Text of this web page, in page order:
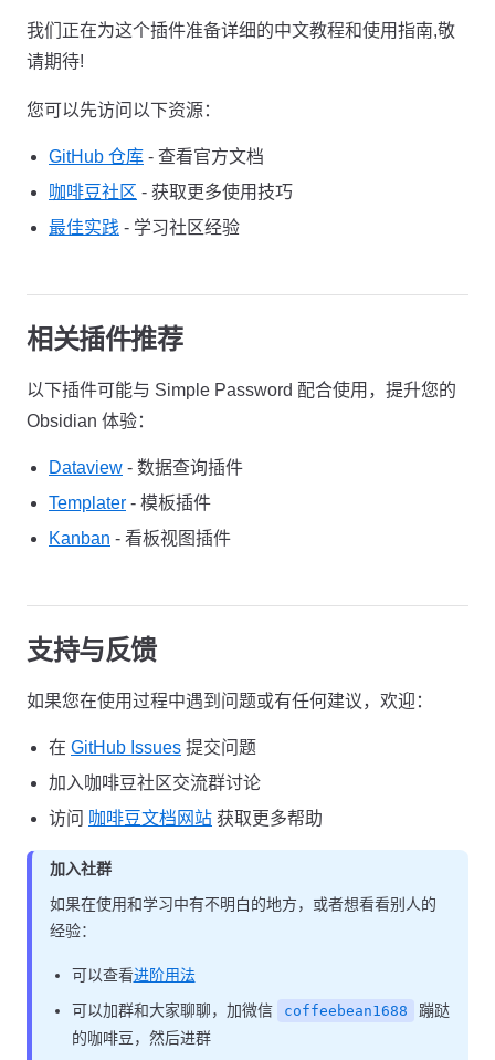
我们正在为这个插件准备详细的中文教程和使用指南,敬
请期待!
您可以先访问以下资源：
GitHub 仓库 - 查看官方文档
咖啡豆社区 - 获取更多使用技巧
最佳实践 - 学习社区经验
相关插件推荐
以下插件可能与 Simple Password 配合使用，提升您的
Obsidian 体验：
Dataview - 数据查询插件
Templater - 模板插件
Kanban - 看板视图插件
支持与反馈
如果您在使用过程中遇到问题或有任何建议，欢迎：
在 GitHub Issues 提交问题
加入咖啡豆社区交流群讨论
访问 咖啡豆文档网站 获取更多帮助
加入社群
如果在使用和学习中有不明白的地方，或者想看看别人的
经验：
可以查看进阶用法
可以加群和大家聊聊，加微信
coffeebean1688
蹦跶
的咖啡豆，然后进群